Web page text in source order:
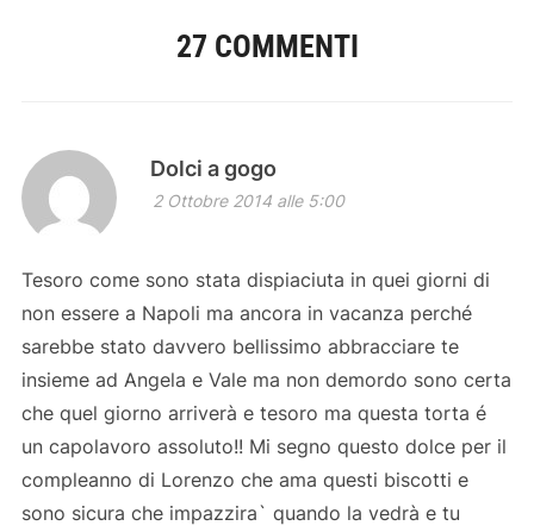
27 COMMENTI
Dolci a gogo
2 Ottobre 2014 alle 5:00
Tesoro come sono stata dispiaciuta in quei giorni di
non essere a Napoli ma ancora in vacanza perché
sarebbe stato davvero bellissimo abbracciare te
insieme ad Angela e Vale ma non demordo sono certa
che quel giorno arriverà e tesoro ma questa torta é
un capolavoro assoluto!! Mi segno questo dolce per il
compleanno di Lorenzo che ama questi biscotti e
sono sicura che impazzira` quando la vedrà e tu